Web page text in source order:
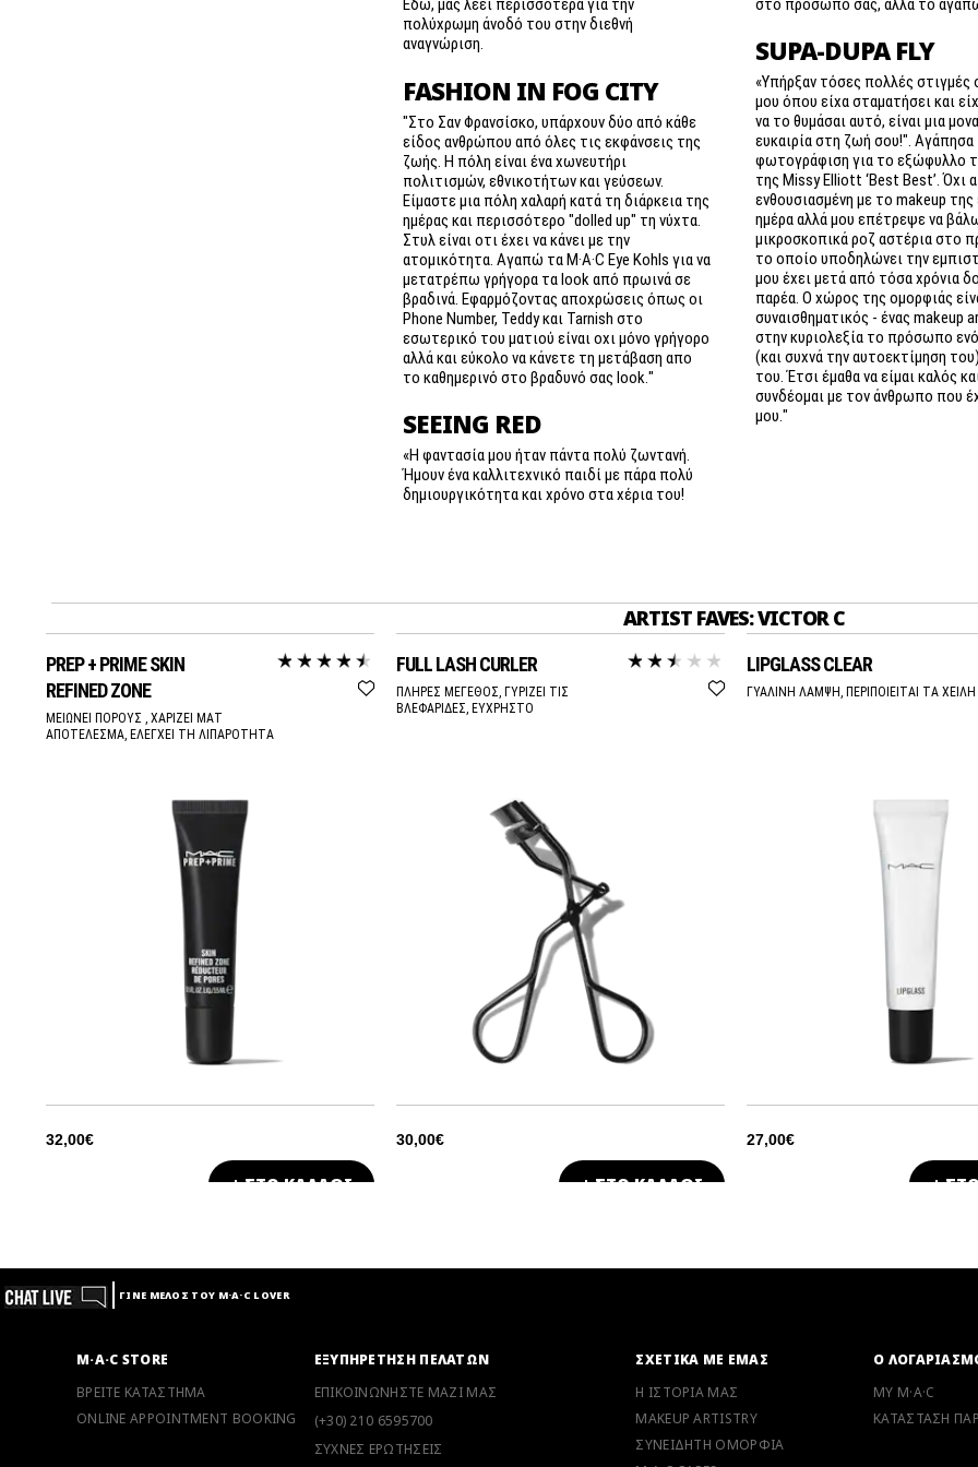
πολύχρωμη άνοδό του στην διεθνή
αναγνώριση.
FASHION IN FOG CITY
"Στο Σαν Φρανσίσκο, υπάρχουν δύο από κάθε
είδος ανθρώπου από όλες τις εκφάνσεις της
ζωής. Η πόλη είναι ένα χωνευτήρι
πολιτισμών, εθνικοτήτων και γεύσεων.
Είμαστε μια πόλη χαλαρή κατά τη διάρκεια της
ημέρας και περισσότερο "dolled up" τη νύχτα.
Στυλ είναι οτι έχει να κάνει με την
ατομικότητα. Αγαπώ τα M·A·C Eye Kohls για να
μετατρέπω γρήγορα τα look από πρωινά σε
βραδινά. Εφαρμόζοντας αποχρώσεις όπως οι
Phone Number, Teddy και Tarnish στο
εσωτερικό του ματιού είναι οχι μόνο γρήγορο
αλλά και εύκολο να κάνετε τη μετάβαση απο
το καθημερινό στο βραδυνό σας look."
SEEING RED
«Η φαντασία μου ήταν πάντα πολύ ζωντανή.
Ήμουν ένα καλλιτεχνικό παιδί με πάρα πολύ
δημιουργικότητα και χρόνο στα χέρια του!
SUPA-DUPA FLY
«Υπήρξαν τόσες πολλές στιγμές
μου όπου είχα σταματήσει και
να το θυμάσαι αυτό, είναι μια
ευκαιρία στη ζωή σου!". Αγάπησα
φωτογράφιση για το εξώφυλλο
της Missy Elliott ‘Best Best’. Όχι
ενθουσιασμένη με το makeup της
ημέρα αλλά μου επέτρεψε να
μικροσκοπικά ροζ αστέρια στο
το οποίο υποδηλώνει την
μου έχει μετά από τόσα χρόνια
παρέα. Ο χώρος της ομορφιάς
συναισθηματικός - ένας makeup
στην κυριολεξία το πρόσωπο
(και συχνά την αυτοεκτίμηση
του. Έτσι έμαθα να είμαι καλός
συνδέομαι με τον άνθρωπο που
μου."
ARTIST FAVES: VICTOR C
PREP + PRIME SKIN
REFINED ZONE
ΜΕΙΩΝΕΙ ΠΟΡΟΥΣ , ΧΑΡΙΖΕΙ ΜΑΤ
ΑΠΟΤΕΛΕΣΜΑ, ΕΛΕΓΧΕΙ ΤΗ ΛΙΠΑΡΟΤΗΤΑ
32,00€
+ ΣΤΟ ΚΑΛΑΘΙ
FULL LASH CURLER
ΠΛΗΡΕΣ ΜΕΓΕΘΟΣ, ΓΥΡΙΖΕΙ ΤΙΣ
ΒΛΕΦΑΡΙΔΕΣ, ΕΥΧΡΗΣΤΟ
30,00€
+ ΣΤΟ ΚΑΛΑΘΙ
LIPGLASS CLEAR
ΓΥΑΛΙΝΗ ΛΑΜΨΗ, ΠΕΡΙΠΟΙΕΙΤΑΙ ΤΑ ΧΕΙΛΗ
27,00€
+
ΓΙΝΕ ΜΕΛΟΣ ΤΟΥ M·A·C LOVER
M·A·C STORE
ΒΡΕΙΤΕ ΚΑΤΑΣΤΗΜΑ
ONLINE APPOINTMENT BOOKING
ΕΞΥΠΗΡΕΤΗΣΗ ΠΕΛΑΤΩΝ
ΕΠΙΚΟΙΝΩΝΗΣΤΕ ΜΑΖΙ ΜΑΣ
(+30) 210 6595700
ΣΥΧΝΕΣ ΕΡΩΤΗΣΕΙΣ
ΣΧΕΤΙΚΑ ΜΕ ΕΜΑΣ
Η ΙΣΤΟΡΙΑ ΜΑΣ
MAKEUP ARTISTRY
ΣΥΝΕΙΔΗΤΗ ΟΜΟΡΦΙΑ
Ο
MY M·A·C
ΚΑΤΑΣΤΑΣΗ